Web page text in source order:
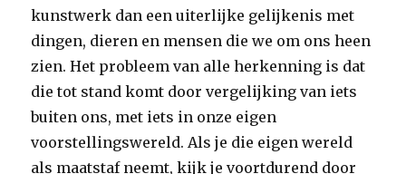
kunstwerk dan een uiterlijke gelijkenis met
dingen, dieren en mensen die we om ons heen
zien. Het probleem van alle herkenning is dat
die tot stand komt door vergelijking van iets
buiten ons, met iets in onze eigen
voorstellingswereld. Als je die eigen wereld
als maatstaf neemt, kijk je voortdurend door